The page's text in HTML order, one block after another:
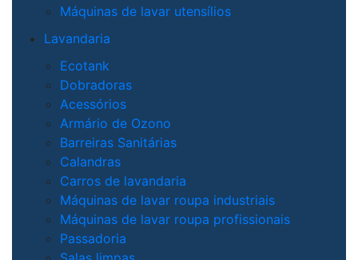
Máquinas de lavar utensílios
Lavandaria
Ecotank
Dobradoras
Acessórios
Armário de Ozono
Barreiras Sanitárias
Calandras
Carros de lavandaria
Máquinas de lavar roupa industriais
Máquinas de lavar roupa profissionais
Passadoria